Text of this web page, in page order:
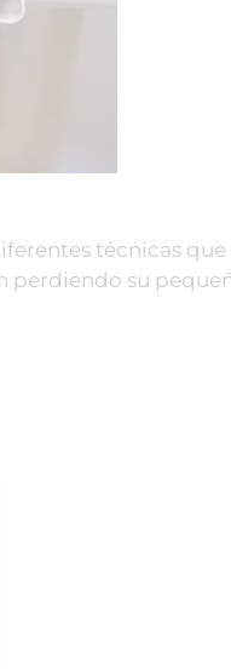
técnicas que
perdiendo su